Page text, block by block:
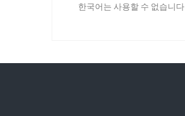
한국어는 사용할 수 없습니다